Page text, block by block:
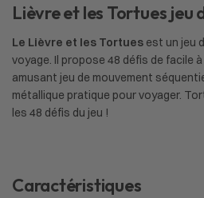
Lièvre et les Tortues jeu
Le Lièvre et les Tortues est un jeu
voyage. Il propose 48 défis de facile
amusant jeu de mouvement
métallique pratique pour voyager.
les 48 défis du jeu !
Caractéristiques